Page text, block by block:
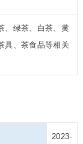
、绿茶、白茶、黄
具、茶食品等相关
2023-